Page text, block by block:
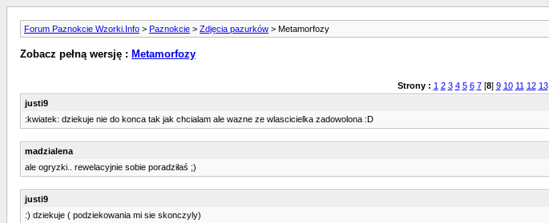
Forum Paznokcie Wzorki.Info > Paznokcie > Zdjęcia pazurków > Metamorfozy
Zobacz pełną wersję : Metamorfozy
Strony : 1 2 3 4 5 6 7[8] 9 10 11 12 13
justi9
:kwiatek: dziekuje nie do konca tak jak chcialam ale wazne ze wlascicielka zadowolona :D
madzialena
ale ogryzki.. rewelacyjnie sobie poradziłaś ;)
justi9
:) dziekuje ( podziekowania mi sie skonczyly)